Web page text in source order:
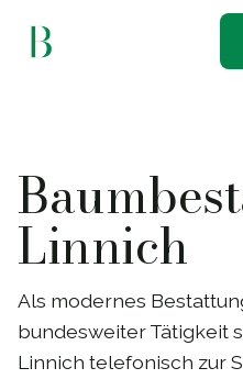
Linnich
Als modernes
bundesweiter Tätigkeit
Linnich telefonisch zur